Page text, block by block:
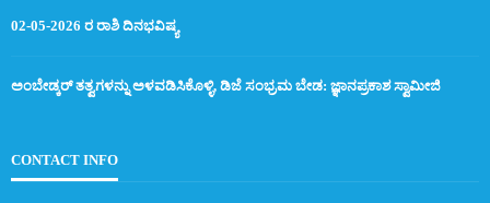
02-05-2026 ರ ರಾಶಿ ದಿನಭವಿಷ್ಯ
ಅಂಬೇಡ್ಕರ್ ತತ್ವಗಳನ್ನು ಅಳವಡಿಸಿಕೊಳ್ಳಿ, ಡಿಜೆ ಸಂಭ್ರಮ ಬೇಡ: ಜ್ಞಾನಪ್ರಕಾಶ ಸ್ವಾಮೀಜಿ
CONTACT INFO